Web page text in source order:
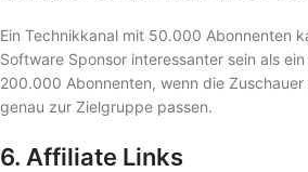
Ein Technikkanal mit 50.000 Abonnenten
Software Sponsor interessanter sein als
200.000 Abonnenten, wenn die
genau zur Zielgruppe passen.
6. Affiliate Links